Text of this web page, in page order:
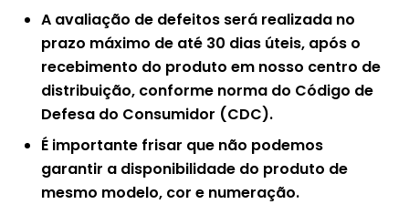
A avaliação de defeitos será realizada no
prazo máximo de até 30 dias úteis, após o
recebimento do produto em nosso centro de
distribuição, conforme norma do Código de
Defesa do Consumidor (CDC).
É importante frisar que não podemos
garantir a disponibilidade do produto de
mesmo modelo, cor e numeração.